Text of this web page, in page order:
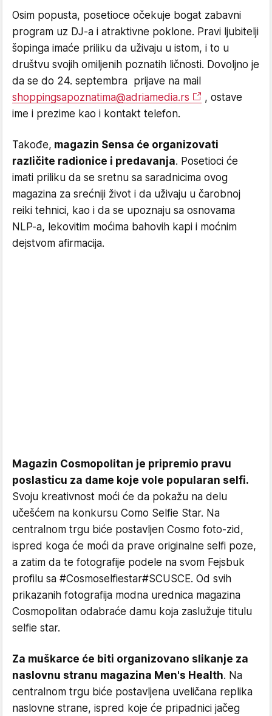
Osim popusta, posetioce očekuje bogat zabavni
program uz DJ-a i atraktivne poklone. Pravi ljubitelji
šopinga imaće priliku da uživaju u istom, i to u
društvu svojih omiljenih poznatih ličnosti. Dovoljno je
da se do 24. septembra prijave na mail
shoppingsapoznatima@adriamedia.rs
, ostave
ime i prezime kao i kontakt telefon.
Takođe, magazin Sensa će organizovati
različite radionice i predavanja. Posetioci će
imati priliku da se sretnu sa saradnicima ovog
magazina za srećniji život i da uživaju u čarobnoj
reiki tehnici, kao i da se upoznaju sa osnovama
NLP-a, lekovitim moćima bahovih kapi i moćnim
dejstvom afirmacija.
Magazin Cosmopolitan je pripremio pravu
poslasticu za dame koje vole popularan selfi.
Svoju kreativnost moći će da pokažu na delu
učešćem na konkursu Como Selfie Star. Na
centralnom trgu biće postavljen Cosmo foto-zid,
ispred koga će moći da prave originalne selfi poze,
a zatim da te fotografije podele na svom Fejsbuk
profilu sa #Cosmoselfiestar#SCUSCE. Od svih
prikazanih fotografija modna urednica magazina
Cosmopolitan odabraće damu koja zaslužuje titulu
selfie star.
Za muškarce će biti organizovano slikanje za
naslovnu stranu magazina Men's Health. Na
centralnom trgu biće postavljena uveličana replika
naslovne strane, ispred koje će pripadnici jačeg